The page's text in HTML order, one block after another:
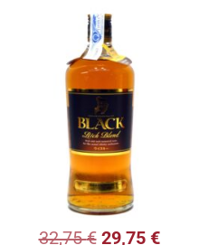
32,75€ 29,75 €